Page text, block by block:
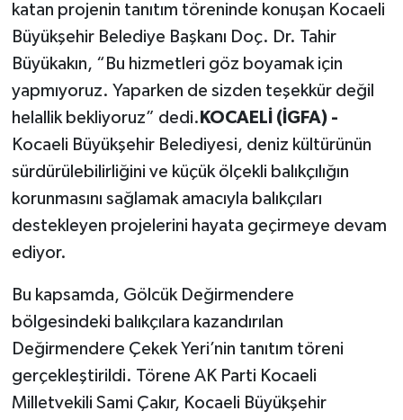
katan projenin tanıtım töreninde konuşan Kocaeli
Büyükşehir Belediye Başkanı Doç. Dr. Tahir
Büyükakın, “Bu hizmetleri göz boyamak için
yapmıyoruz. Yaparken de sizden teşekkür değil
helallik bekliyoruz” dedi. KOCAELİ (İGFA) -
Kocaeli Büyükşehir Belediyesi, deniz kültürünün
sürdürülebilirliğini ve küçük ölçekli balıkçılığın
korunmasını sağlamak amacıyla balıkçıları
destekleyen projelerini hayata geçirmeye devam
ediyor.
Bu kapsamda, Gölcük Değirmendere
bölgesindeki balıkçılara kazandırılan
Değirmendere Çekek Yeri’nin tanıtım töreni
gerçekleştirildi. Törene AK Parti Kocaeli
Milletvekili Sami Çakır, Kocaeli Büyükşehir